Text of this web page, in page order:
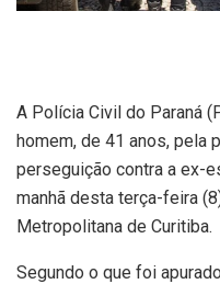
A Polícia Civil do Paraná
homem, de 41 anos, pela
perseguição contra a ex-
manhã desta terça-feira
Metropolitana de Curitiba.
Segundo o que foi